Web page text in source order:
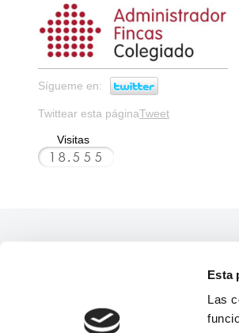
Esta
Las
Sígueme en:
Twittear esta páginaTweet
Visitas